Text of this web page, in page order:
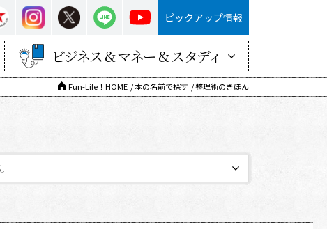
ピックアップ情報
ビジネス & マネー & スタディ
Fun-Life！HOME 本の名前で探す 整理術のきほん